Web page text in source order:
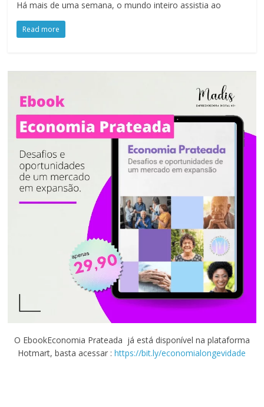
Há mais de uma semana, o mundo inteiro assistia ao
Read more
O EbookEconomia Prateada já está disponível na plataforma
Hotmart, basta acessar :https://bit.ly/economialongevidade